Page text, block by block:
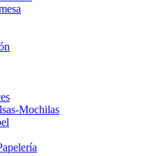
Mochilas